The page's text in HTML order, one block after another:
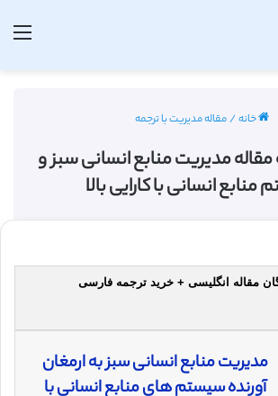
خانه/مقاله مدیریت با ترجمه
مقاله مدیریت منابع انسانی سبز و
انسانی با کارایی بالا
مقاله انگلیسی + خرید ترجمه فارسی
مدیریت منابع انسانی سبز به ارمغان
آورنده سیستم های منابع انسانی با